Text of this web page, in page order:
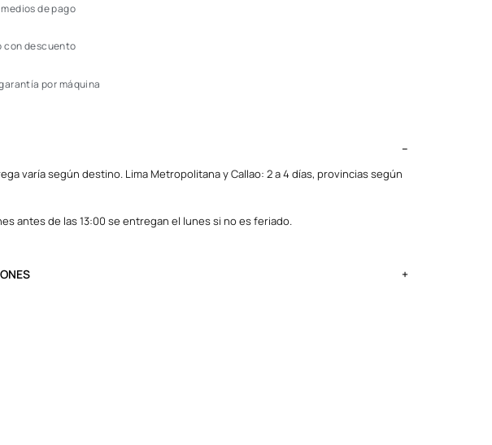
de pago
con descuento
por máquina
varía según destino. Lima Metropolitana y Callao: 2 a 4 días, provincias según
antes de las 13:00 se entregan el lunes si no es feriado.